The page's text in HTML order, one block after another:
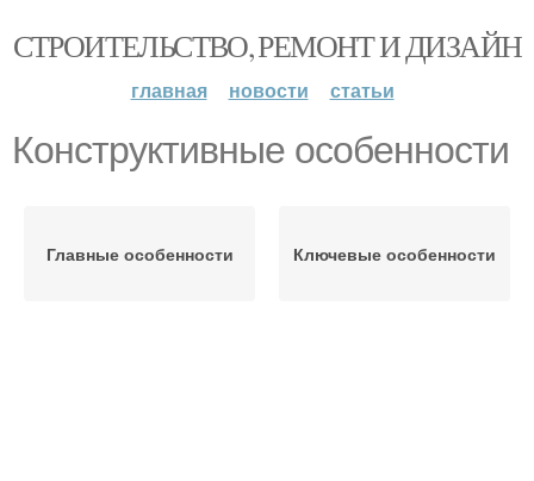
СТРОИТЕЛЬСТВО, РЕМОНТ И ДИЗАЙН
главная новости статьи
Конструктивные особенности
Главные особенности Ключевые особенности